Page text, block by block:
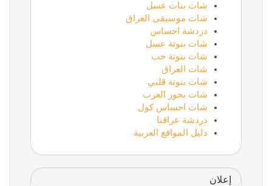
شات بنات عسل
شات موسيقى العراق
دردشة احساس
شات بنوتة عسل
شات بنوتة حب
شات العراق
شات بنوتة قلبي
شات بحور العرب
شات احساس كول
دردشة عراقنا
دليل المواقع العربية
إعلان